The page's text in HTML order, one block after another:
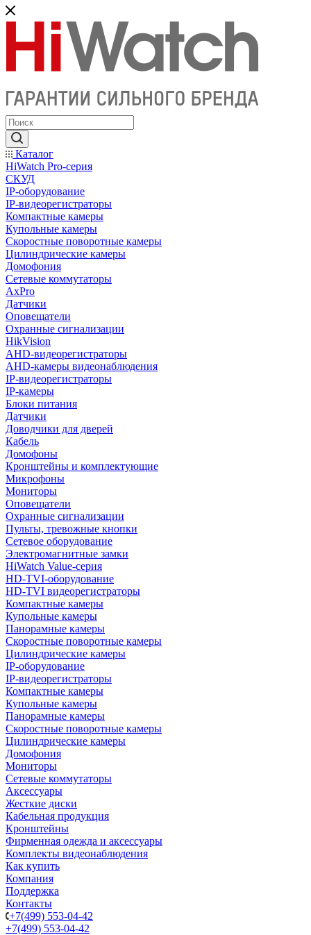
Каталог
HiWatch Pro-серия
CКУД
IP-оборудование
IP-видеорегистраторы
Компактные камеры
Купольные камеры
Скоростные поворотные камеры
Цилиндрические камеры
Домофония
Сетевые коммутаторы
AxPro
Датчики
Оповещатели
Охранные сигнализации
HikVision
AHD-видеорегистраторы
AHD-камеры видеонаблюдения
IP-видеорегистраторы
IP-камеры
Блоки питания
Датчики
Доводчики для дверей
Кабель
Домофоны
Кронштейны и комплектующие
Микрофоны
Мониторы
Оповещатели
Охранные сигнализации
Пульты, тревожные кнопки
Сетевое оборудование
Электромагнитные замки
HiWatch Value-серия
HD-TVI-оборудование
HD-TVI видеорегистраторы
Компактные камеры
Купольные камеры
Панорамные камеры
Скоростные поворотные камеры
Цилиндрические камеры
IP-оборудование
IP-видеорегистраторы
Компактные камеры
Купольные камеры
Панорамные камеры
Скоростные поворотные камеры
Цилиндрические камеры
Домофония
Мониторы
Сетевые коммутаторы
Аксессуары
Жесткие диски
Кабельная продукция
Кронштейны
Фирменная одежда и аксессуары
Комплекты видеонаблюдения
Как купить
Компания
Поддержка
Контакты
+7(499) 553-04-42
+7(499) 553-04-42